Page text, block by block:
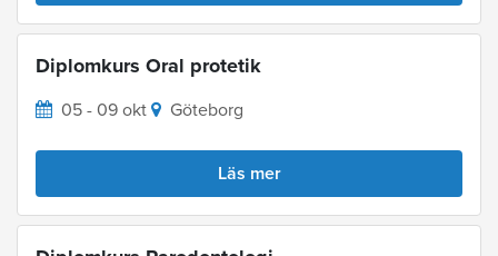
Diplomkurs Oral protetik
05 - 09 okt Göteborg
Läs mer